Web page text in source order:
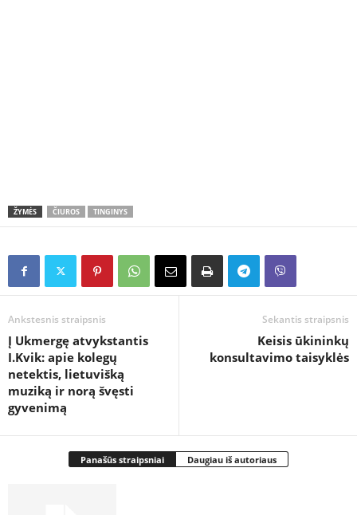
ŽYMĖS ČIUROS TINGINYS
Ankstesnis straipsnis
Į Ukmergę atvykstantis
I.Kvik: apie kolegų
netektis, lietuvišką
muziką ir norą švęsti
gyvenimą
Sekantis straipsnis
Keisis ūkininkų
konsultavimo taisyklės
Panašūs straipsniai Daugiau iš autoriaus